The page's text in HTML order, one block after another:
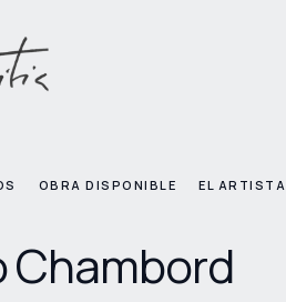
OBRA DISPONIBLE EL ARTISTA
Chambord